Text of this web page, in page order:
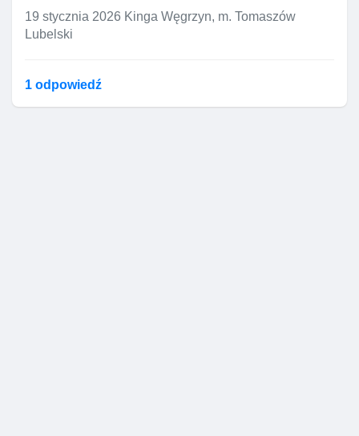
19 stycznia 2026 Kinga Węgrzyn, m. Tomaszów
Lubelski
1 odpowiedź